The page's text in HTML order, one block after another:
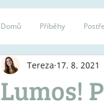
Domů Příběhy
Lumos!
Tereza 17. 8. 2021